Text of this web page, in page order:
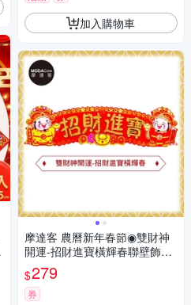
加入購物車
摩達客 農曆新年春節◉雙財神
開運-招財進寶橫輝春聯壁飾橫
聯橫幅
$279
券